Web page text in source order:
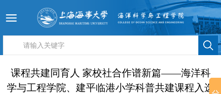
课程共建同育人 家校社合作谱新篇——海洋科
学与工程学院、建平临港小学科普共建课程入选